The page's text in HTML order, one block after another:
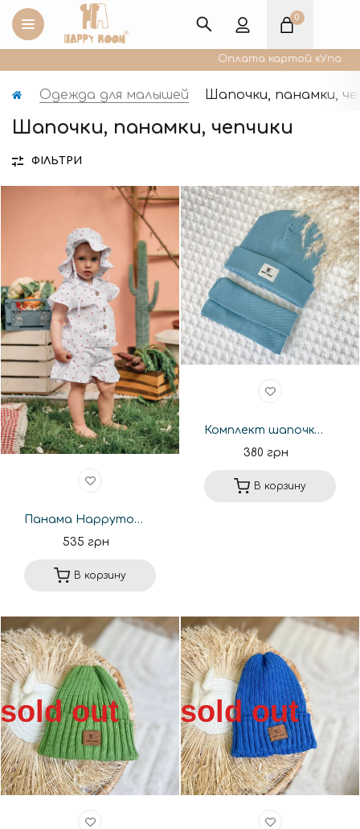
0
Оплата картой «Упаковка
Одежда для малышей Шапочки, панамки,
Шапочки, панамки, чепчики
ФІЛЬТРИ
Панама Happymoon на завязках в сердечка
535 грн
В корзину
Комплект шапочка и снуд с кашкорса Blue
380 грн
В корзину
sold out sold out